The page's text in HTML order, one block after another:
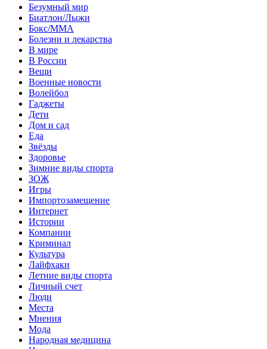
Безумный мир
Биатлон/Лыжи
Бокс/MMA
Болезни и лекарства
В мире
В России
Вещи
Военные новости
Волейбол
Гаджеты
Дети
Дом и сад
Еда
Звёзды
Здоровье
Зимние виды спорта
ЗОЖ
Игры
Импортозамещение
Интернет
Истории
Компании
Криминал
Культура
Лайфхаки
Летние виды спорта
Личный счет
Люди
Места
Мнения
Мода
Народная медицина